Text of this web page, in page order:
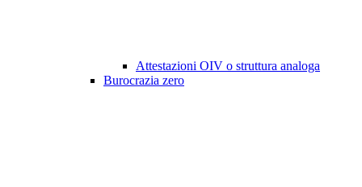
Attestazioni OIV o struttura analoga
Burocrazia zero